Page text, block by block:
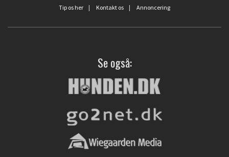
Tip os her | Kontakt os | Annoncering
Se også: